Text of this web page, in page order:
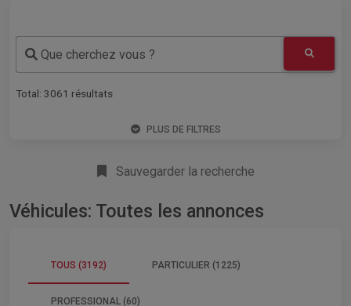
Que cherchez vous ?
Total: 3061 résultats
PLUS DE FILTRES
Sauvegarder la recherche
Véhicules: Toutes les annonces
TOUS (3192) PARTICULIER (1225)
PROFESSIONAL (60)